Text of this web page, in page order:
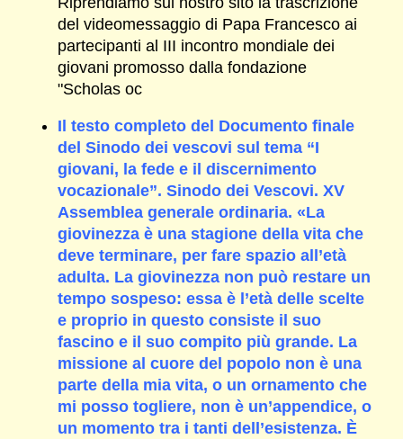
del videomessaggio di Papa Francesco ai
partecipanti al III incontro mondiale dei
giovani promosso dalla fondazione
"Scholas oc
Il testo completo del Documento finale
del Sinodo dei vescovi sul tema “I
giovani, la fede e il discernimento
vocazionale”. Sinodo dei Vescovi. XV
Assemblea generale ordinaria. «La
giovinezza è una stagione della vita che
deve terminare, per fare spazio all’età
adulta. La giovinezza non può restare un
tempo sospeso: essa è l’età delle scelte
e proprio in questo consiste il suo
fascino e il suo compito più grande. La
missione al cuore del popolo non è una
parte della mia vita, o un ornamento che
mi posso togliere, non è un’appendice, o
un momento tra i tanti dell’esistenza. È